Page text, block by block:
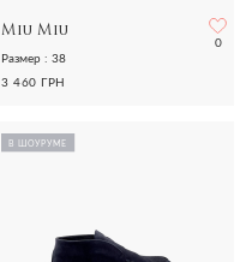
Miu Miu
0
Размер : 38
3 460 ГРН
В ШОУРУМЕ